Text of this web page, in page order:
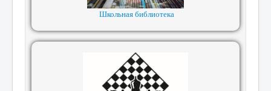
Школьная библиотека